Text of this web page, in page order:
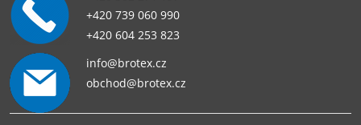
+420 739 060 990
+420 604 253 823
info@brotex.cz
obchod@brotex.cz